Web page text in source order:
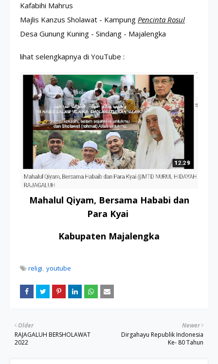
Kafabihi Mahrus
Majlis Kanzus Sholawat - Kampung Pencinta Rosul
Desa Gunung Kuning - Sindang - Majalengka
lihat selengkapnya di YouTube :
Mahalul Qiyam, Bersama Hababi dan
Para Kyai
Kabupaten Majalengka
religi youtube
Newer
Dirgahayu Republik Indonesia
Ke- 80 Tahun
Older
RAJAGALUH BERSHOLAWAT
2022